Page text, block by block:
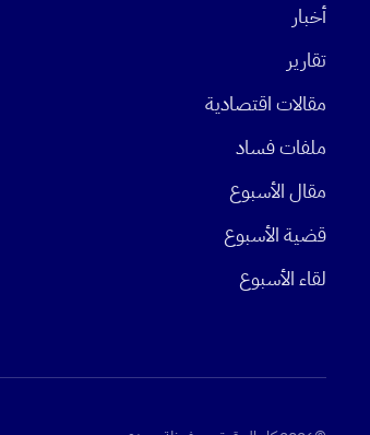
أخبار
تقارير
مقالات اقتصادية
ملفات فساد
مقال الأسبوع
قضية الأسبوع
لقاء الأسبوع